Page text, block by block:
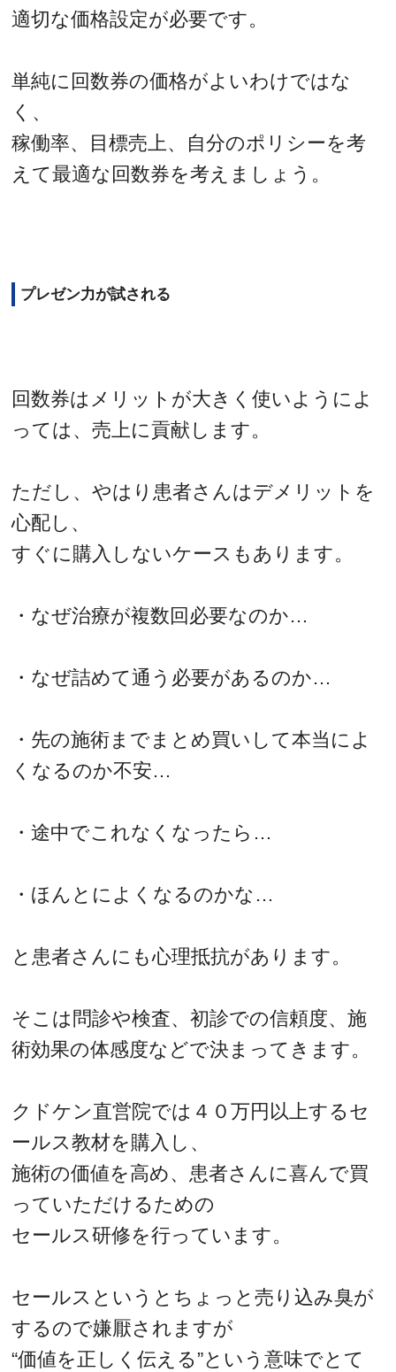
適切な価格設定が必要です。
単純に回数券の価格がよいわけではな
く、
稼働率、目標売上、自分のポリシーを考
えて最適な回数券を考えましょう。
プレゼン力が試される
回数券はメリットが大きく使いようによ
っては、売上に貢献します。
ただし、やはり患者さんはデメリットを
心配し、
すぐに購入しないケースもあります。
・なぜ治療が複数回必要なのか…
・なぜ詰めて通う必要があるのか…
・先の施術までまとめ買いして本当によ
くなるのか不安…
・途中でこれなくなったら…
・ほんとによくなるのかな…
と患者さんにも心理抵抗があります。
そこは問診や検査、初診での信頼度、施
術効果の体感度などで決まってきます。
クドケン直営院では４０万円以上するセ
ールス教材を購入し、
施術の価値を高め、患者さんに喜んで買
っていただけるための
セールス研修を行っています。
セールスというとちょっと売り込み臭が
するので嫌厭されますが
“価値を正しく伝える”という意味でとて